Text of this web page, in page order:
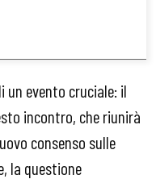
evento cruciale: il
incontro, che riunirà
consenso sulle
la questione